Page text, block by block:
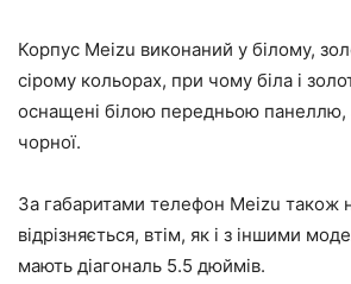
Корпус Meizu виконаний у білому,
сірому кольорах, при чому біла і
оснащені білою передньою панеллю,
чорної.
За габаритами телефон Meizu також
відрізняється, втім, як і з іншими
мають діагональ 5.5 дюймів.